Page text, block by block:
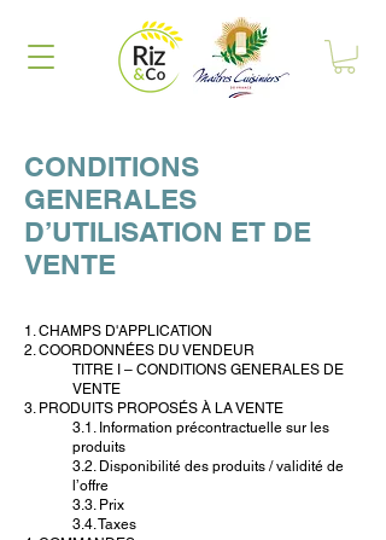
CONDITIONS
GENERALES
D’UTILISATION ET DE
VENTE
1. CHAMPS D'APPLICATION
2. COORDONNÉES DU VENDEUR
TITRE I – CONDITIONS GENERALES DE
VENTE
3. PRODUITS PROPOSÉS À LA VENTE
3.1. Information précontractuelle sur les
produits
3.2. Disponibilité des produits / validité de
l’offre
3.3. Prix
3.4. Taxes